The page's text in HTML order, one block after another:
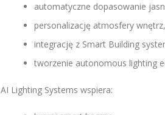
automatyczne dopasowanie
personalizację atmosfery wnętrz,
integrację z Smart Building
tworzenie autonomous lighting
AI Lighting Systems wspiera: